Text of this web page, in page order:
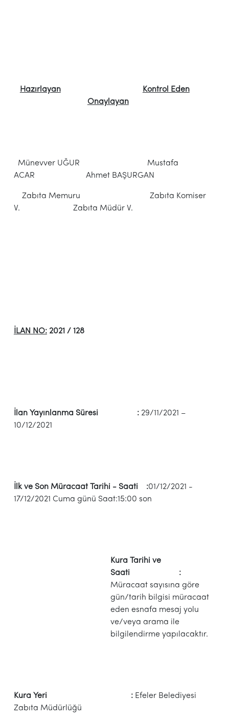
Hazırlayan
Kontrol Eden
Onaylayan
Münevver UĞUR Mustafa
ACAR Ahmet BAŞURGAN
Zabıta Memuru Zabıta Komiser
V. Zabıta Müdür V.
İLAN NO: 2021 / 128
İlan Yayınlanma Süresi : 29/11/2021 –
10/12/2021
İlk ve Son Müracaat Tarihi - Saati :01/12/2021 -
17/12/2021 Cuma günü Saat:15:00 son
Kura Tarihi ve
Saati :
Müracaat sayısına göre
gün/tarih bilgisi müracaat
eden esnafa mesaj yolu
ve/veya arama ile
bilgilendirme yapılacaktır.
Kura Yeri : Efeler Belediyesi
Zabıta Müdürlüğü